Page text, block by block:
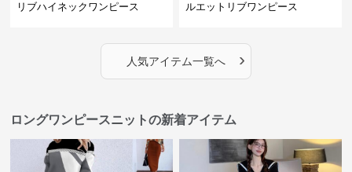
リブハイネックワンピース
ルエットリブワンピース
人気アイテム一覧へ ›
ロングワンピースニットの新着アイテム